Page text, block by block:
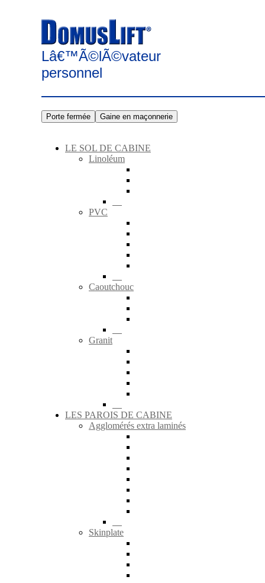
Lâ€™Ã©lÃ©vateur
personnel
LE SOL DE CABINE
Linoléum
PVC
Caoutchouc
Granit
LES PAROIS DE CABINE
Agglomérés extra laminés
Skinplate